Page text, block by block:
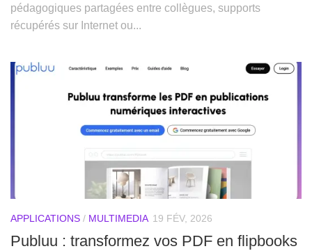
pédagogiques partagées entre collègues, supports
récupérés sur Internet ou...
APPLICATIONS / MULTIMEDIA 19 FÉV, 2026
Publuu : transformez vos PDF en flipbooks